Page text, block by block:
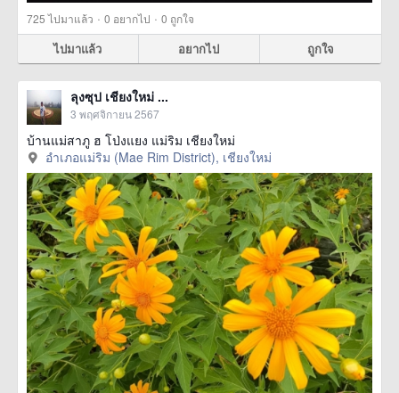
725ไปมาแล้ว · 0 อยากไป · 0 ถูกใจ
ไปมาแล้ว อยากไป ถูกใจ
ลุงซุป เชียงใหม่ ...
3 พฤศจิกายน 2567
บ้านแม่สาภู ฮ โป่งแยง แม่ริม เชียงใหม่
อำเภอแม่ริม (Mae Rim District), เชียงใหม่